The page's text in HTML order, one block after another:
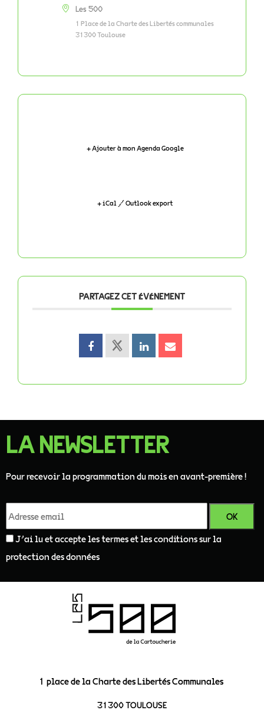
Les 500
1 Place de la Charte des Libertés communales
31300 Toulouse
+ Ajouter à mon Agenda Google
+ iCal / Outlook export
PARTAGEZ CET ÉVÉNEMENT
LA NEWSLETTER
Pour recevoir la programmation du mois en avant-première !
J'ai lu et accepte les termes et les conditions sur la
protection des données
1 place de la Charte des Libertés Communales
31300 TOULOUSE